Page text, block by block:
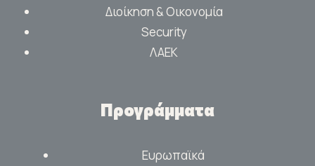
Διοίκηση & Οικονομία
Security
ΛΑΕΚ
Προγράμματα
Ευρωπαϊκά